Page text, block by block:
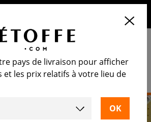
pays de livraison pour afficher
et les prix relatifs à votre lieu de